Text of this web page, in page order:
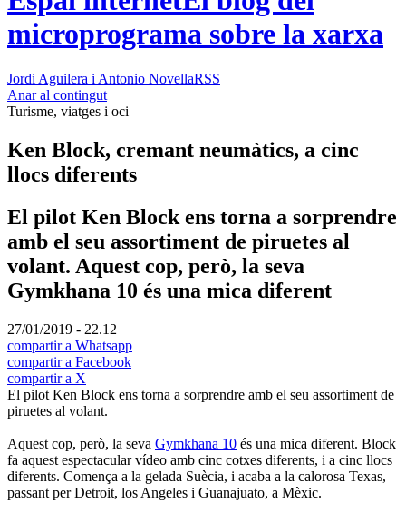
microprograma sobre la xarxa
Jordi Aguilera i Antonio NovellaRSS
Anar al contingut
Turisme, viatges i oci
Ken Block, cremant neumàtics, a cinc
llocs diferents
El pilot Ken Block ens torna a sorprendre
amb el seu assortiment de piruetes al
volant. Aquest cop, però, la seva
Gymkhana 10 és una mica diferent
27/01/2019 - 22.12
compartir a Whatsapp
compartir a Facebook
compartir a X
El pilot Ken Block ens torna a sorprendre amb el seu assortiment de
piruetes al volant.
Aquest cop, però, la seva Gymkhana 10 és una mica diferent. Block
fa aquest espectacular vídeo amb cinc cotxes diferents, i a cinc llocs
diferents. Comença a la gelada Suècia, i acaba a la calorosa Texas,
passant per Detroit, los Angeles i Guanajuato, a Mèxic.